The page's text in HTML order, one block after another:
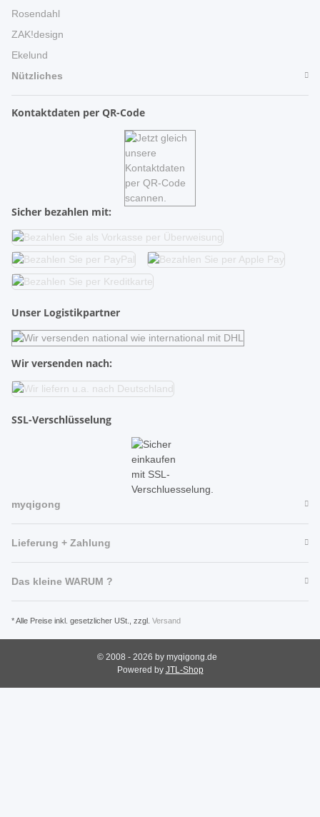
Rosendahl
ZAK!design
Ekelund
Nützliches
Kontaktdaten per QR-Code
Sicher bezahlen mit:
Unser Logistikpartner
Wir versenden nach:
SSL-Verschlüsselung
myqigong
Lieferung + Zahlung
Das kleine WARUM ?
* Alle Preise inkl. gesetzlicher USt., zzgl. Versand
© 2008 - 2026 by myqigong.de
Powered by JTL-Shop